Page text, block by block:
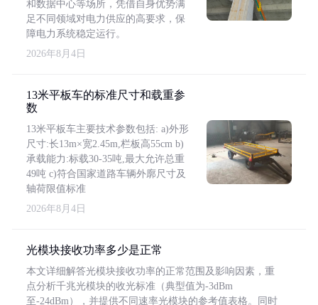
和数据中心等场所，凭借自身优势满
足不同领域对电力供应的高要求，保
障电力系统稳定运行。
2026年8月4日
13米平板车的标准尺寸和载重参
数
13米平板车主要技术参数包括: a)外形
尺寸:长13m×宽2.45m,栏板高55cm b)
承载能力:标载30-35吨,最大允许总重
49吨 c)符合国家道路车辆外廓尺寸及
轴荷限值标准
2026年8月4日
光模块接收功率多少是正常
本文详细解答光模块接收功率的正常范围及影响因素，重
点分析千兆光模块的收光标准（典型值为-3dBm
至-24dBm），并提供不同速率光模块的参考值表格。同时